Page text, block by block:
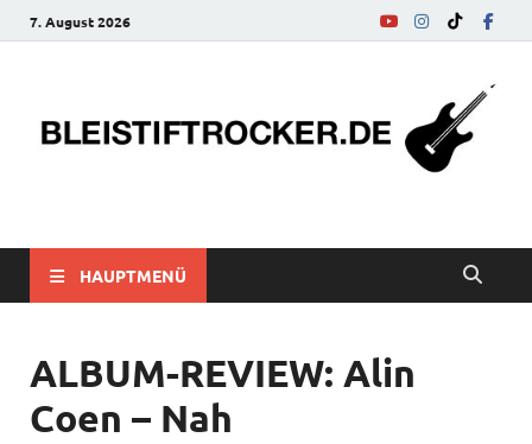
7. August 2026
bleistiftrocker.de
HAUPTMENÜ
ALBUM-REVIEW: Alin
Coen – Nah